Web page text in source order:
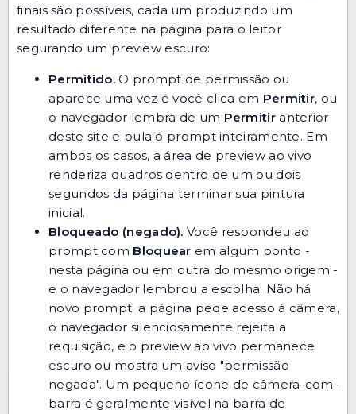
finais são possíveis, cada um produzindo um
resultado diferente na página para o leitor
segurando um preview escuro:
Permitido. O prompt de permissão ou
aparece uma vez e você clica em Permitir, ou
o navegador lembra de um Permitiranterior
deste site e pula o prompt inteiramente. Em
ambos os casos, a área de preview ao vivo
renderiza quadros dentro de um ou dois
segundos da página terminar sua pintura
inicial.
Bloqueado (negado). Você respondeu ao
prompt com Bloquear em algum ponto -
nesta página ou em outra do mesmo origem -
e o navegador lembrou a escolha. Não há
novo prompt; a página pede acesso à câmera,
o navegador silenciosamente rejeita a
requisição, e o preview ao vivo permanece
escuro ou mostra um aviso "permissão
negada". Um pequeno ícone de câmera-com-
barra é geralmente visível na barra de